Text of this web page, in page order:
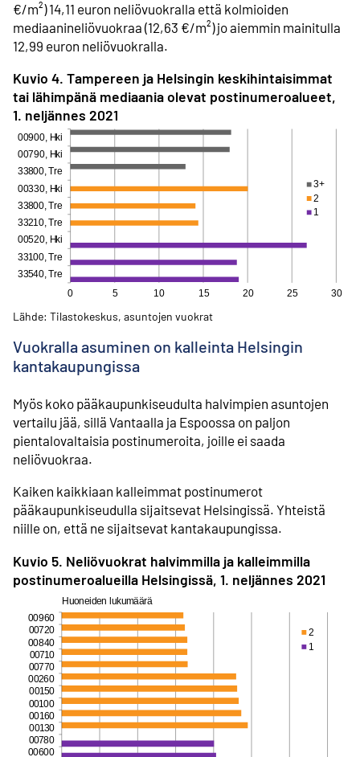
€/m²) 14,11 euron neliövuokralla että kolmioiden
mediaanineliövuokraa (12,63 €/m²) jo aiemmin mainitulla
12,99 euron neliövuokralla.
Kuvio 4. Tampereen ja Helsingin keskihintaisimmat
tai lähimpänä mediaania olevat postinumeroalueet,
1. neljännes 2021
Lähde: Tilastokeskus, asuntojen vuokrat
Vuokralla asuminen on kalleinta Helsingin
kantakaupungissa
Myös koko pääkaupunkiseudulta halvimpien asuntojen
vertailu jää, sillä Vantaalla ja Espoossa on paljon
pientalovaltaisia postinumeroita, joille ei saada
neliövuokraa.
Kaiken kaikkiaan kalleimmat postinumerot
pääkaupunkiseudulla sijaitsevat Helsingissä. Yhteistä
niille on, että ne sijaitsevat kantakaupungissa.
Kuvio 5. Neliövuokrat halvimmilla ja kalleimmilla
postinumeroalueilla Helsingissä, 1. neljännes 2021